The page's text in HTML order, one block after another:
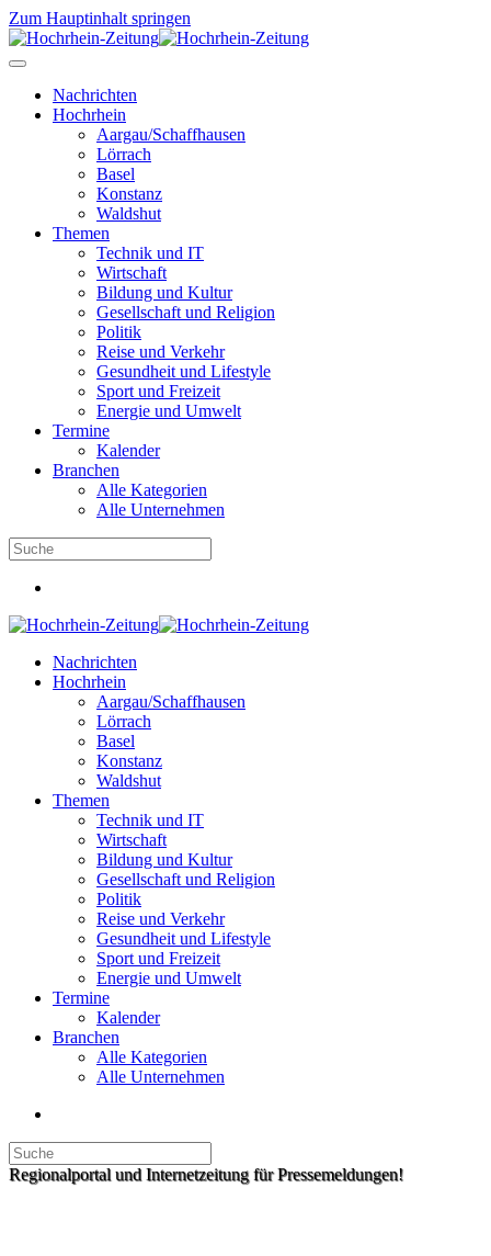
Zum Hauptinhalt springen
Nachrichten
Hochrhein
Aargau/Schaffhausen
Lörrach
Basel
Konstanz
Waldshut
Themen
Technik und IT
Wirtschaft
Bildung und Kultur
Gesellschaft und Religion
Politik
Reise und Verkehr
Gesundheit und Lifestyle
Sport und Freizeit
Energie und Umwelt
Termine
Kalender
Branchen
Alle Kategorien
Alle Unternehmen
Nachrichten
Hochrhein
Aargau/Schaffhausen
Lörrach
Basel
Konstanz
Waldshut
Themen
Technik und IT
Wirtschaft
Bildung und Kultur
Gesellschaft und Religion
Politik
Reise und Verkehr
Gesundheit und Lifestyle
Sport und Freizeit
Energie und Umwelt
Termine
Kalender
Branchen
Alle Kategorien
Alle Unternehmen
Regionalportal und Internetzeitung für Pressemeldungen!